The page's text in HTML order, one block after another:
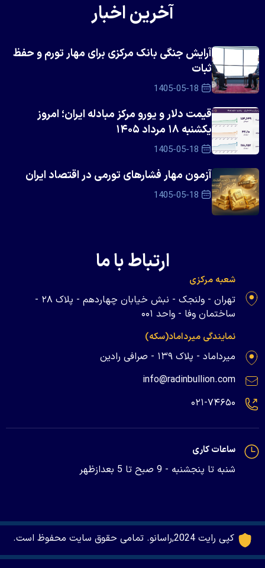
آخرین اخبار
آرایش جنگی بانک مرکزی برای مهار تورم و حفظ
ثبات
1405-05-18
قیمت دلار و یورو مرکز مبادله ایران؛ امروز
یکشنبه ۱۸ مرداد ۱۴۰۵
1405-05-18
آزمون مهار فشار‌های تورمی در اقتصاد ایران
1405-05-18
ارتباط با ما
شعبه مرکزی
تهران - ولنجک - نبش خیابان چهاردهم - پلاک ۲۸ -
ساختمان وفا - واحد ۰۰۱
نمایندگی میرداماد(سکه)
میرداماد - پلاک ۱۳۹ - صرافی رادین
info@radinbullion.com
۰۲۱-۷۴۶۵۰
ساعات کاری
شنبه تا پنجشنبه - 9 صبح تا 5 بعدازظهر
کپی رایت 2024,راسانو. تمامی حقوق سایت محفوظ است.